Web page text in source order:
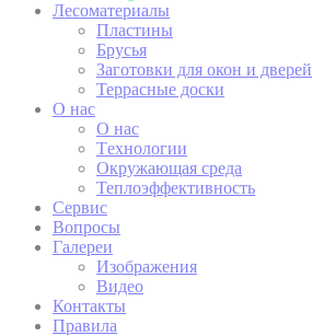
Лесоматериалы
Пластины
Брусья
Заготовки для окон и дверей
Террасные доски
O нас
O нас
Tехнологии
Окружающая среда
Теплоэффективность
Сервис
Вопросы
Галереи
Изображения
Видео
Контакты
Правила